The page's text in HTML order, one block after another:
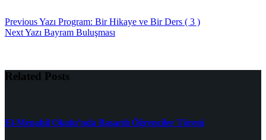
PreviousYazı Program: Bir Hikaye ve Bir Ders ( 3 )
NextYazı Bayram Buluşması
Related Posts
El-Menahil Okulu’nda Başarılı Öğrenciler Töreni